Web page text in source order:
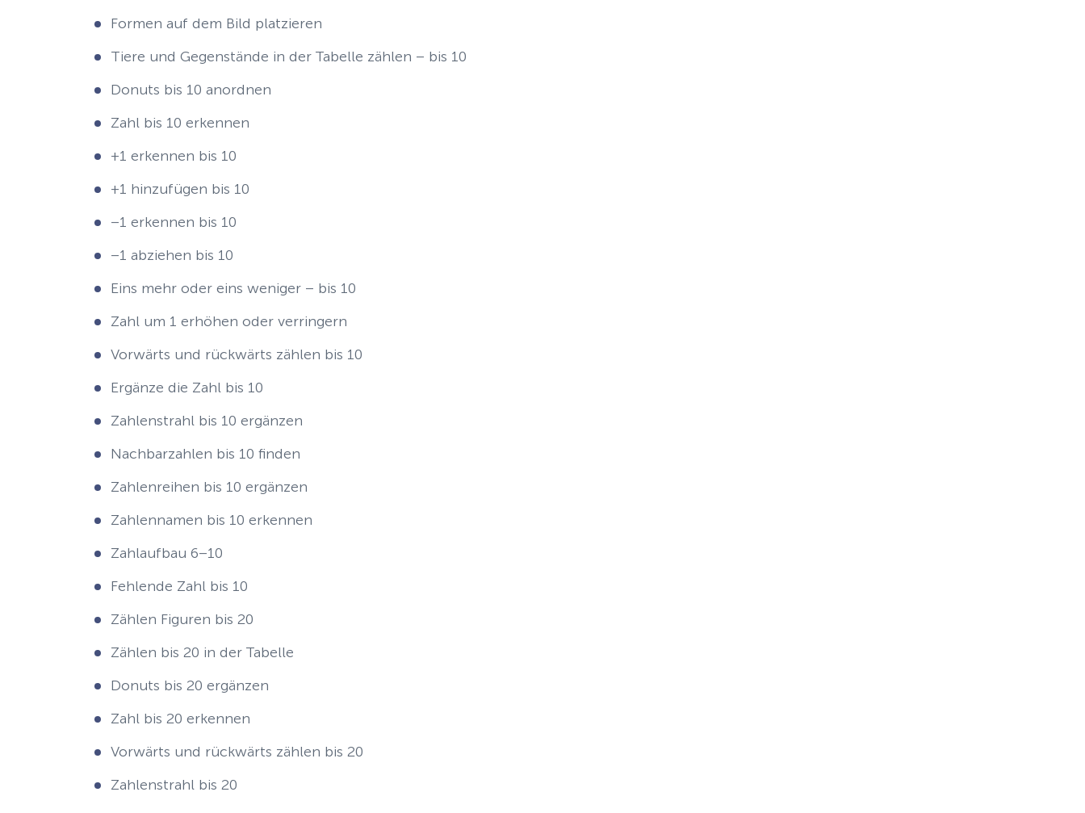
Formen auf dem Bild platzieren
Tiere und Gegenstände in der Tabelle zählen – bis 10
Donuts bis 10 anordnen
Zahl bis 10 erkennen
+1 erkennen bis 10
+1 hinzufügen bis 10
–1 erkennen bis 10
–1 abziehen bis 10
Eins mehr oder eins weniger – bis 10
Zahl um 1 erhöhen oder verringern
Vorwärts und rückwärts zählen bis 10
Ergänze die Zahl bis 10
Zahlenstrahl bis 10 ergänzen
Nachbarzahlen bis 10 finden
Zahlenreihen bis 10 ergänzen
Zahlennamen bis 10 erkennen
Zahlaufbau 6–10
Fehlende Zahl bis 10
Zählen Figuren bis 20
Zählen bis 20 in der Tabelle
Donuts bis 20 ergänzen
Zahl bis 20 erkennen
Vorwärts und rückwärts zählen bis 20
Zahlenstrahl bis 20